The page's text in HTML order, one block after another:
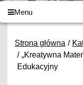
Menu
Strona główna
„Kreatywna
Edukacyjny